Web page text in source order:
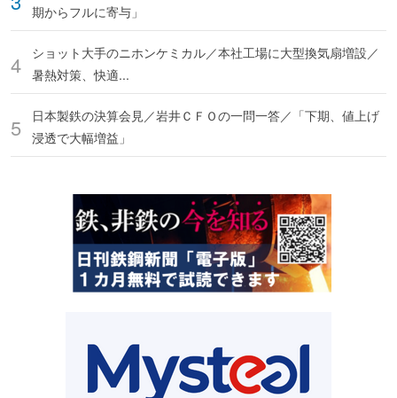
期からフルに寄与」
ショット大手のニホンケミカル／本社工場に大型換気扇増設／
暑熱対策、快適...
日本製鉄の決算会見／岩井ＣＦＯの一問一答／「下期、値上げ
浸透で大幅増益」